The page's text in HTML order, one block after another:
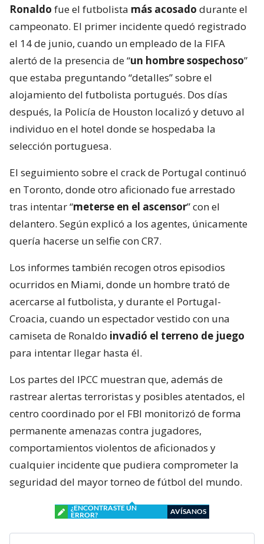
Ronaldo fue el futbolista más acosado durante el
campeonato. El primer incidente quedó registrado
el 14 de junio, cuando un empleado de la FIFA
alertó de la presencia de “un hombre sospechoso”
que estaba preguntando “detalles” sobre el
alojamiento del futbolista portugués. Dos días
después, la Policía de Houston localizó y detuvo al
individuo en el hotel donde se hospedaba la
selección portuguesa.
El seguimiento sobre el crack de Portugal continuó
en Toronto, donde otro aficionado fue arrestado
tras intentar “meterse en el ascensor” con el
delantero. Según explicó a los agentes, únicamente
quería hacerse un selfie con CR7.
Los informes también recogen otros episodios
ocurridos en Miami, donde un hombre trató de
acercarse al futbolista, y durante el Portugal-
Croacia, cuando un espectador vestido con una
camiseta de Ronaldo invadió el terreno de juego
para intentar llegar hasta él.
Los partes del IPCC muestran que, además de
rastrear alertas terroristas y posibles atentados, el
centro coordinado por el FBI monitorizó de forma
permanente amenazas contra jugadores,
comportamientos violentos de aficionados y
cualquier incidente que pudiera comprometer la
seguridad del mayor torneo de fútbol del mundo.
¿ENCONTRASTE UN
ERROR?
AVÍSANOS